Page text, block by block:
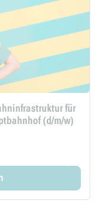
für
(d/m/w)